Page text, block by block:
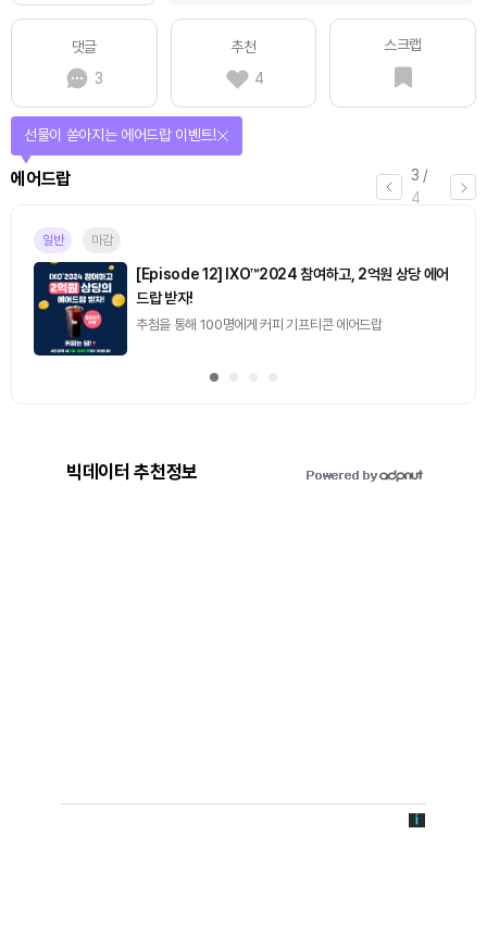
댓글
3
추천
4
스크랩
3 /
4
에어드랍
선물이 쏟아지는 에어드랍 이벤트!
일반 마감
[Episode 12] IXO™2024 참여하고, 2억원 상당 에어
드랍 받자!
추첨을 통해 100명에게 커피 기프티콘 에어드랍
빅데이터 추천정보